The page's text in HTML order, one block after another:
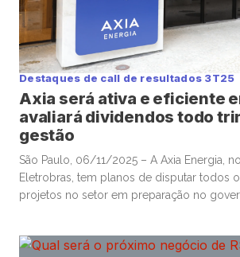
Destaques de call de resultados 3T25
Axia será ativa e eficiente
avaliará dividendos todo
gestão
São Paulo, 06/11/2025 – A Axia Energia,
Eletrobras, tem planos de disputar todos
projetos no setor em preparação no
trimestre, na hora de fechar os balanços,